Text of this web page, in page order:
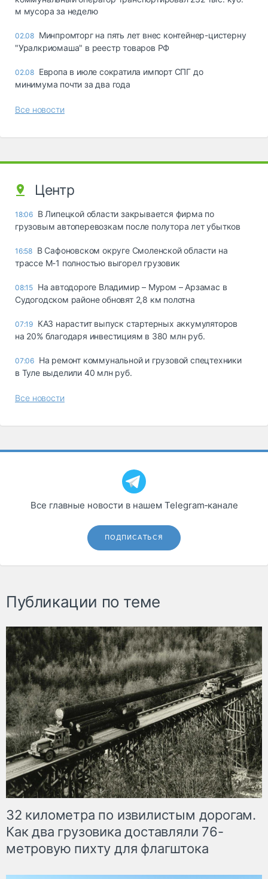
м мусора за неделю
02.08 Минпромторг на пять лет внес контейнер-цистерну
"Уралкриомаша" в реестр товаров РФ
02.08 Европа в июле сократила импорт СПГ до
минимума почти за два года
Все новости
Центр
18:06 В Липецкой области закрывается фирма по
грузовым автоперевозкам после полутора лет убытков
16:58 В Сафоновском округе Смоленской области на
трассе М-1 полностью выгорел грузовик
08:15 На автодороге Владимир – Муром – Арзамас в
Судогодском районе обновят 2,8 км полотна
07:19 КАЗ нарастит выпуск стартерных аккумуляторов
на 20% благодаря инвестициям в 380 млн руб.
07:06 На ремонт коммунальной и грузовой спецтехники
в Туле выделили 40 млн руб.
Все новости
Все главные новости в нашем Telegram‑канале
ПОДПИСАТЬСЯ
Публикации по теме
32 километра по извилистым дорогам.
Как два грузовика доставляли 76-
метровую пихту для флагштока